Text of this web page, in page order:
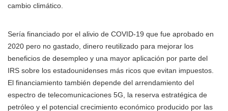
cambio climático.
Sería financiado por el alivio de COVID-19 que fue aprobado en
2020 pero no gastado, dinero reutilizado para mejorar los
beneficios de desempleo y una mayor aplicación por parte del
IRS sobre los estadounidenses más ricos que evitan impuestos.
El financiamiento también depende del arrendamiento del
espectro de telecomunicaciones 5G, la reserva estratégica de
petróleo y el potencial crecimiento económico producido por las